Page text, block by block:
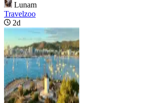
Lunam
Travelzoo
2d